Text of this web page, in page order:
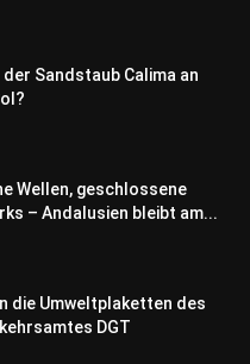
Sandstaub Calima an
Wellen, geschlossene
– Andalusien bleibt am...
die Umweltplaketten des
DGT